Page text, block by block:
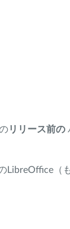
リリース前の
LibreOffice（